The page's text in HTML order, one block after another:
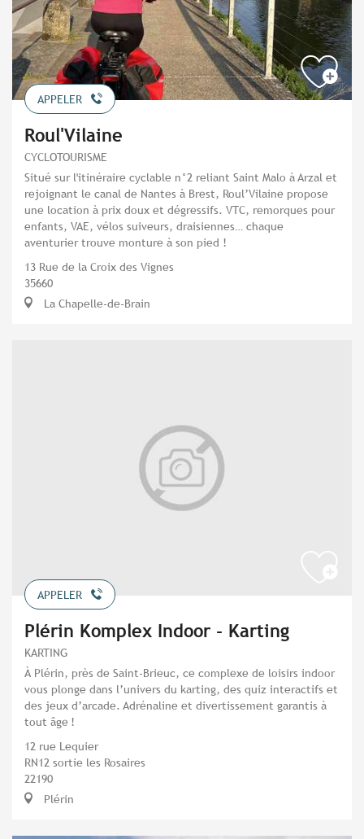
APPELER
Roul'Vilaine
CYCLOTOURISME
Situé sur l'itinéraire cyclable n°2 reliant Saint Malo à Arzal et
rejoignant le canal de Nantes à Brest, Roul’Vilaine propose
une location à prix doux et dégressifs. VTC, remorques pour
enfants, VAE, vélos suiveurs, draisiennes… chaque
aventurier trouve monture à son pied !
13 Rue de la Croix des Vignes
35660
La Chapelle-de-Brain
APPELER
Plérin Komplex Indoor - Karting
KARTING
À Plérin, près de Saint-Brieuc, ce complexe de loisirs indoor
vous plonge dans l’univers du karting, des quiz interactifs et
des jeux d’arcade. Adrénaline et divertissement garantis à
tout âge !
12 rue Lequier
RN12 sortie les Rosaires
22190
Plérin